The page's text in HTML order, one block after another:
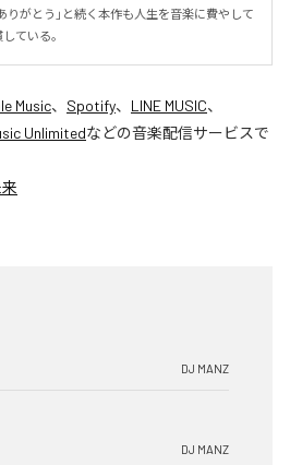
りがとう」と続く本作も人生を音楽に費やして
ている。
Music、 Spotify、 LINE MUSIC、
Unlimitedなどの音楽配信サービスで
DJ MANZ
DJ MANZ